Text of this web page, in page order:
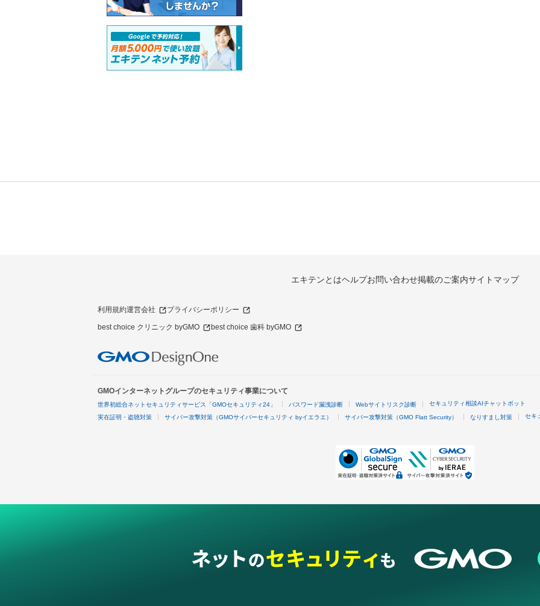
エキテンとはヘルプお問い合わせ掲載のご案内サイトマップ
利用規約運営会社 プライバシーポリシー
best choice クリニック byGMO best choice 歯科 byGMO
GMOインターネットグループのセキュリティ事業について
世界初総合ネットセキュリティサービス「GMOセキュリティ24」 パスワード漏洩診断 Webサイトリスク診断 セキュリティ相談AIチャットボット
実在証明・盗聴対策 サイバー攻撃対策（GMOサイバーセキュリティ byイエラエ） サイバー攻撃対策（GMO Flatt Security） なりすまし対策 セキ